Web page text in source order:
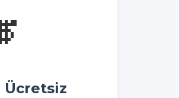
Ücretsiz